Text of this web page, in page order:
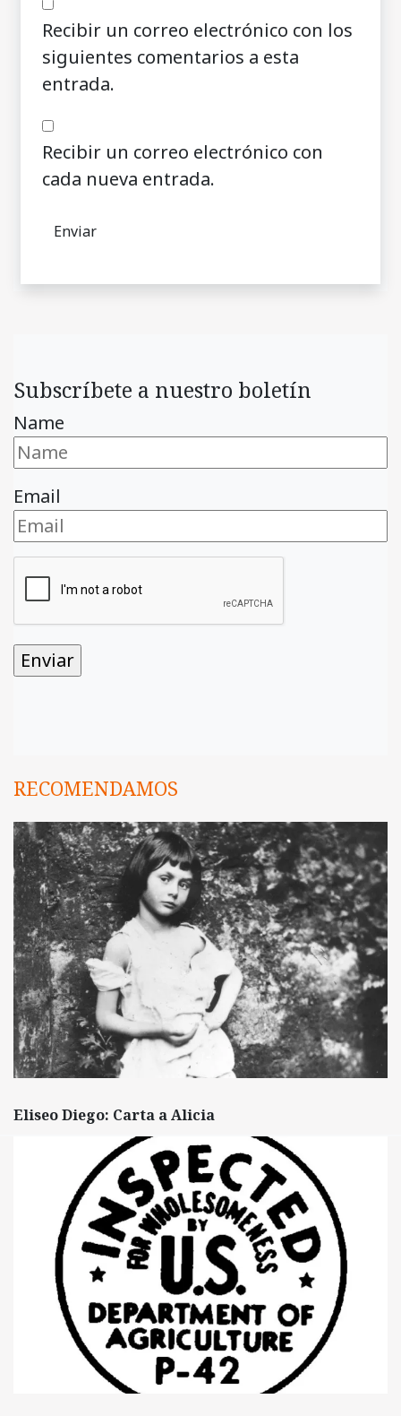
Recibir un correo electrónico con los
siguientes comentarios a esta
entrada.
Recibir un correo electrónico con
cada nueva entrada.
Subscríbete a nuestro boletín
Name
Email
RECOMENDAMOS
Eliseo Diego: Carta a Alicia